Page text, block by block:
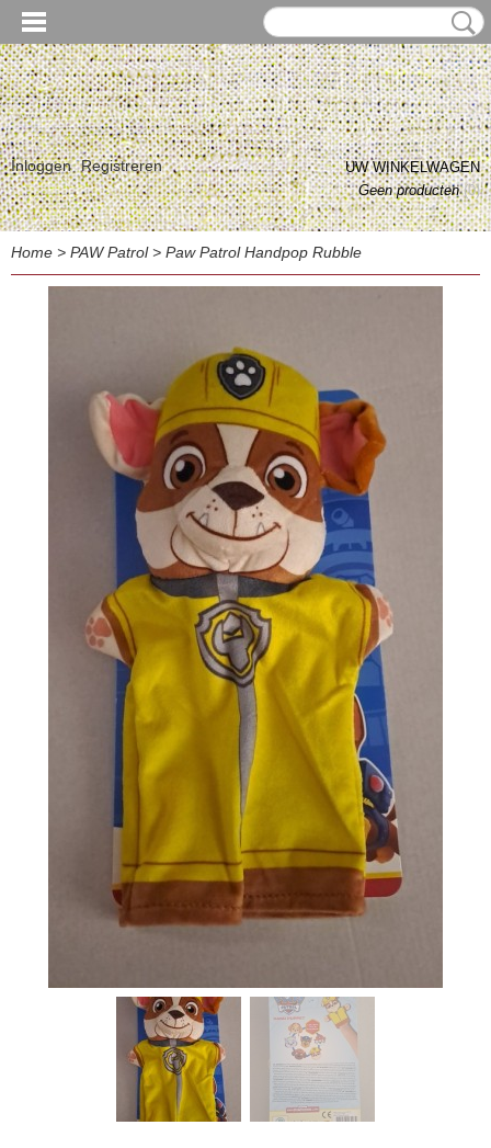
Inloggen Registreren
UW WINKELWAGEN
Geen producten(0)
Home > PAW Patrol> Paw Patrol Handpop Rubble